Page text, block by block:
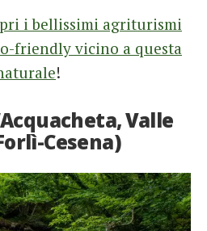
i bellissimi agriturismi
friendly vicino a questa
!
Valle
Cesena)